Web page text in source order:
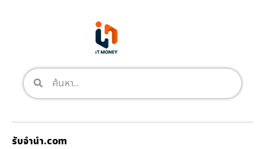
รับจํานํา.com